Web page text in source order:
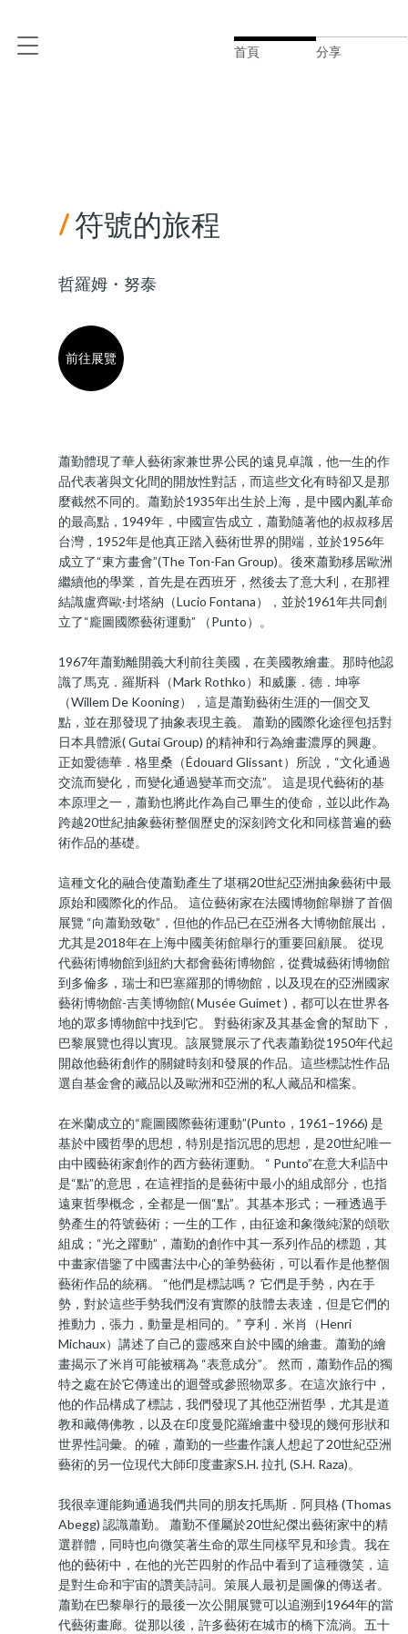
首頁 分享
/符號的旅程
哲羅姆・努泰
前往展覽
蕭勤體現了華人藝術家兼世界公民的遠見卓識，他一生的作
品代表著與文化間的開放性對話，而這些文化有時卻又是那
麼截然不同的。蕭勤於1935年出生於上海，是中國內亂革命
的最高點，1949年，中國宣告成立，蕭勤隨著他的叔叔移居
台灣，1952年是他真正踏入藝術世界的開端，並於1956年
成立了“東方畫會”(The Ton-Fan Group)。後來蕭勤移居歐洲
繼續他的學業，首先是在西班牙，然後去了意大利，在那裡
結識盧齊歐·封塔納（Lucio Fontana），並於1961年共同創
立了“龐圖國際藝術運動” （Punto）。
1967年蕭勤離開義大利前往美國，在美國教繪畫。那時他認
識了馬克．羅斯科（Mark Rothko）和威廉．德．坤寧
（Willem De Kooning），這是蕭勤藝術生涯的一個交叉
點，並在那發現了抽象表現主義。 蕭勤的國際化途徑包括對
日本具體派( Gutai Group) 的精神和行為繪畫濃厚的興趣。
正如愛德華．格里桑（Édouard Glissant）所說，“文化通過
交流而變化，而變化通過變革而交流”。 這是現代藝術的基
本原理之一，蕭勤也將此作為自己畢生的使命，並以此作為
跨越20世紀抽象藝術整個歷史的深刻跨文化和同樣普遍的藝
術作品的基礎。
這種文化的融合使蕭勤產生了堪稱20世紀亞洲抽象藝術中最
原始和國際化的作品。 這位藝術家在法國博物館舉辦了首個
展覽 “向蕭勤致敬”，但他的作品已在亞洲各大博物館展出，
尤其是2018年在上海中國美術館舉行的重要回顧展。 從現
代藝術博物館到紐約大都會藝術博物館，從費城藝術博物館
到多倫多，瑞士和巴塞羅那的博物館，以及現在的亞洲國家
藝術博物館-吉美博物館( Musée Guimet )，都可以在世界各
地的眾多博物館中找到它。 對藝術家及其基金會的幫助下，
巴黎展覽也得以實現。該展覽展示了代表蕭勤從1950年代起
開啟他藝術創作的關鍵時刻和發展的作品。這些標誌性作品
選自基金會的藏品以及歐洲和亞洲的私人藏品和檔案。
在米蘭成立的“龐圖國際藝術運動”(Punto，1961–1966) 是
基於中國哲學的思想，特別是指沉思的思想，是20世紀唯一
由中國藝術家創作的西方藝術運動。 “ Punto”在意大利語中
是“點”的意思，在這裡指的是藝術中最小的組成部分，也指
遠東哲學概念，全都是一個“點”。其基本形式；一種透過手
勢產生的符號藝術；一生的工作，由征途和象徵純潔的頌歌
組成；“光之躍動”，蕭勤的創作中其一系列作品的標題，其
中畫家借鑒了中國書法中心的筆勢藝術，可以看作是他整個
藝術作品的統稱。 “他們是標誌嗎？ 它們是手勢，內在手
勢，對於這些手勢我們沒有實際的肢體去表達，但是它們的
推動力，張力，動量是相同的。” 亨利．米肖（Henri
Michaux）講述了自己的靈感來自於中國的繪畫。蕭勤的繪
畫揭示了米肖可能被稱為 “表意成分”。 然而，蕭勤作品的獨
特之處在於它傳達出的迴聲或參照物眾多。在這次旅行中，
他的作品構成了標誌，我們發現了其他亞洲哲學，尤其是道
教和藏傳佛教，以及在印度曼陀羅繪畫中發現的幾何形狀和
世界性詞彙。的確，蕭勤的一些畫作讓人想起了20世紀亞洲
藝術的另一位現代大師印度畫家S.H. 拉扎 (S.H. Raza)。
我很幸運能夠通過我們共同的朋友托馬斯．阿貝格 (Thomas
Abegg) 認識蕭勤。 蕭勤不僅屬於20世紀傑出藝術家中的精
選群體，同時也向微笑著生命的眾生同樣罕見和珍貴。我在
他的藝術中，在他的光芒四射的作品中看到了這種微笑，這
是對生命和宇宙的讚美詩詞。策展人最初是圖像的傳送者。
蕭勤在巴黎舉行的最後一次公開展覽可以追溯到1964年的當
代藝術畫廊。從那以後，許多藝術在城市的橋下流淌。五十